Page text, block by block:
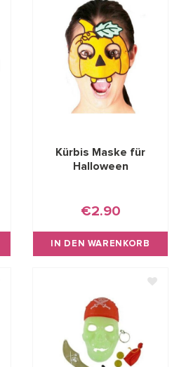
Kürbis Maske für
Halloween
€2.90
IN DEN WARENKORB